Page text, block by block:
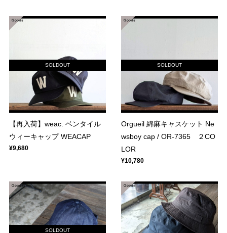
SOLDOUT
【再入荷】weac. ベンタイル
ウィーキャップ WEACAP
¥9,680
SOLDOUT
Orgueil 綿麻キャスケット Ne
wsboy cap / OR-7365 ２CO
LOR
¥10,780
SOLDOUT